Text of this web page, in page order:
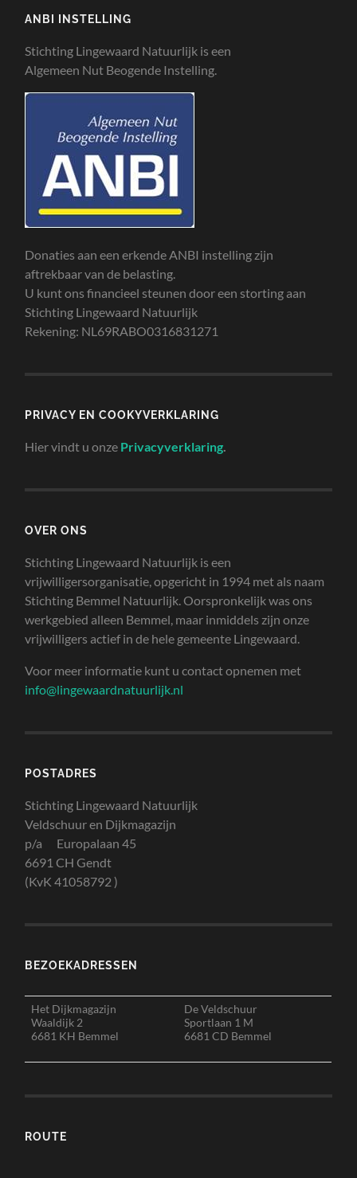
ANBI INSTELLING
Stichting Lingewaard Natuurlijk is een
Algemeen Nut Beogende Instelling.
Donaties aan een erkende ANBI instelling zijn
aftrekbaar van de belasting.
U kunt ons financieel steunen door een storting aan
Stichting Lingewaard Natuurlijk
Rekening: NL69RABO0316831271
PRIVACY EN COOKYVERKLARING
Hier vindt u onze Privacyverklaring.
OVER ONS
Stichting Lingewaard Natuurlijk is een
vrijwilligersorganisatie, opgericht in 1994 met als naam
Stichting Bemmel Natuurlijk. Oorspronkelijk was ons
werkgebied alleen Bemmel, maar inmiddels zijn onze
vrijwilligers actief in de hele gemeente Lingewaard.
Voor meer informatie kunt u contact opnemen met
info@lingewaardnatuurlijk.nl
POSTADRES
Stichting Lingewaard Natuurlijk
Veldschuur en Dijkmagazijn
p/a Europalaan 45
6691 CH Gendt
(KvK 41058792 )
BEZOEKADRESSEN
Het Dijkmagazijn
Waaldijk 2
6681 KH Bemmel
De Veldschuur
Sportlaan 1 M
6681 CD Bemmel
ROUTE